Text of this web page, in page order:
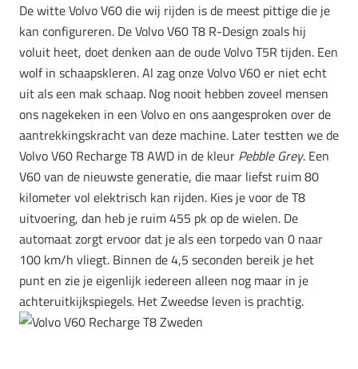
De witte Volvo V60 die wij rijden is de meest pittige die je
kan configureren. De Volvo V60 T8 R-Design zoals hij
voluit heet, doet denken aan de oude Volvo T5R tijden. Een
wolf in schaapskleren. Al zag onze Volvo V60 er niet echt
uit als een mak schaap. Nog nooit hebben zoveel mensen
ons nagekeken in een Volvo en ons aangesproken over de
aantrekkingskracht van deze machine. Later testten we de
Volvo V60 Recharge T8 AWD in de kleur Pebble Grey. Een
V60 van de nieuwste generatie, die maar liefst ruim 80
kilometer vol elektrisch kan rijden. Kies je voor de T8
uitvoering, dan heb je ruim 455 pk op de wielen. De
automaat zorgt ervoor dat je als een torpedo van 0 naar
100 km/h vliegt. Binnen de 4,5 seconden bereik je het
punt en zie je eigenlijk iedereen alleen nog maar in je
achteruitkijkspiegels. Het Zweedse leven is prachtig.